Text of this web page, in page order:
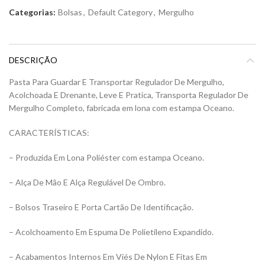
Categorias: Bolsas, Default Category, Mergulho
DESCRIÇÃO
Pasta Para Guardar E Transportar Regulador De Mergulho,
Acolchoada E Drenante, Leve E Pratica, Transporta Regulador De
Mergulho Completo, fabricada em lona com estampa Oceano.
CARACTERÍSTICAS:
– Produzida Em Lona Poliéster com estampa Oceano.
– Alça De Mão E Alça Regulável De Ombro.
– Bolsos Traseiro E Porta Cartão De Identificação.
– Acolchoamento Em Espuma De Polietileno Expandido.
– Acabamentos Internos Em Viés De Nylon E Fitas Em